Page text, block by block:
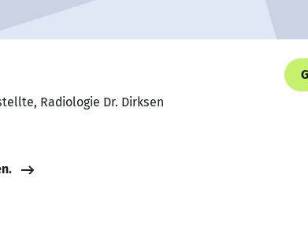
Radiologie Dr. Dirksen